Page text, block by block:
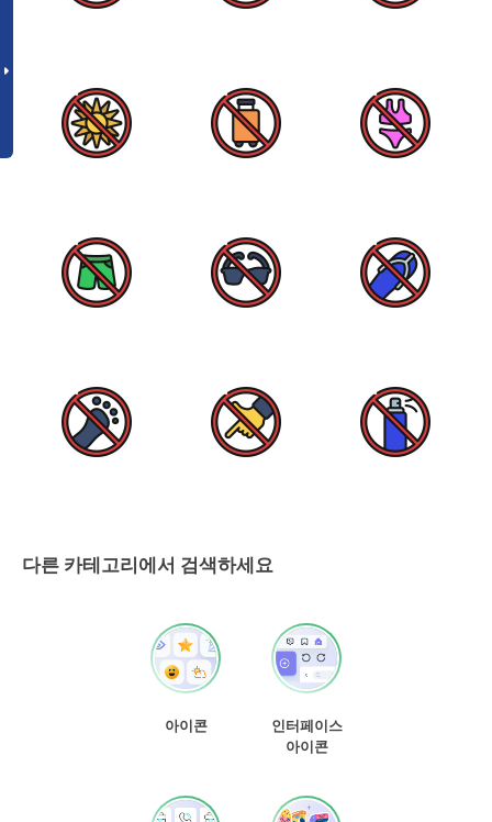
다른 카테고리에서 검색하세요
아이콘
인터페이스
아이콘